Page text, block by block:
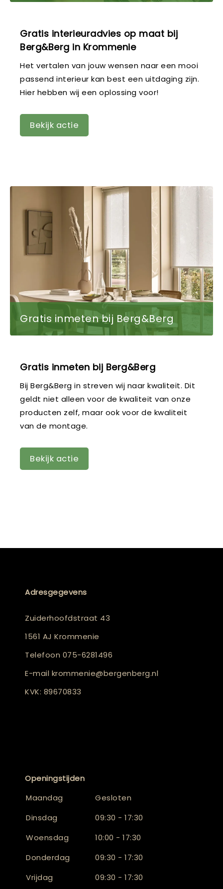
Gratis interieuradvies op maat bij
Berg&Berg in Krommenie
Het vertalen van jouw wensen naar een mooi
passend interieur kan best een uitdaging zijn.
Hier hebben wij een oplossing voor!
Bekijk actie
Gratis inmeten bij Berg&Berg
Gratis inmeten bij Berg&Berg
Bij Berg&Berg in streven wij naar kwaliteit. Dit
geldt niet alleen voor de kwaliteit van onze
producten zelf, maar ook voor de kwaliteit
van de montage.
Bekijk actie
Adresgegevens
Zuiderhoofdstraat 43
1561 AJ Krommenie
Telefoon 075-6281496
E-mail krommenie@bergenberg.nl
KVK: 89670833
Openingstijden
Maandag
Gesloten
Dinsdag
09:30 - 17:30
Woensdag
10:00 - 17:30
Donderdag
09:30 - 17:30
Vrijdag
09:30 - 17:30